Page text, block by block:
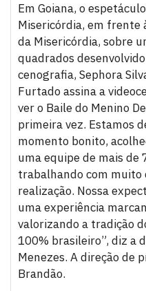
Em Goiana, o
Misericórdia, em frente
da Misericórdia, sobre
quadrados
cenografia, Sephora
Furtado assina a
ver o Baile do Menino
primeira vez. Estamos
momento bonito,
uma equipe de mais de
trabalhando com muito
realização. Nossa
uma experiência
valorizando a tradição
100% brasileiro”, diz a
Menezes. A direção de
Brandão.